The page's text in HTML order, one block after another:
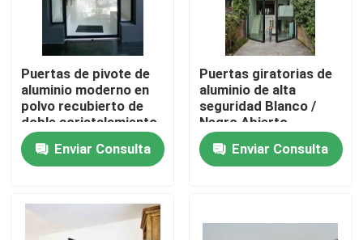
Hogar
Productos
vídeos
Sobre nosotros
Puertas de pivote de
aluminio moderno en
polvo recubierto de
doble acristalamiento
tamaño personalizado
Enviar Consulta
Puertas giratorias de
aluminio de alta
seguridad Blanco /
Negro Abierto
aislamiento térmico
fácil Enviar Consulta